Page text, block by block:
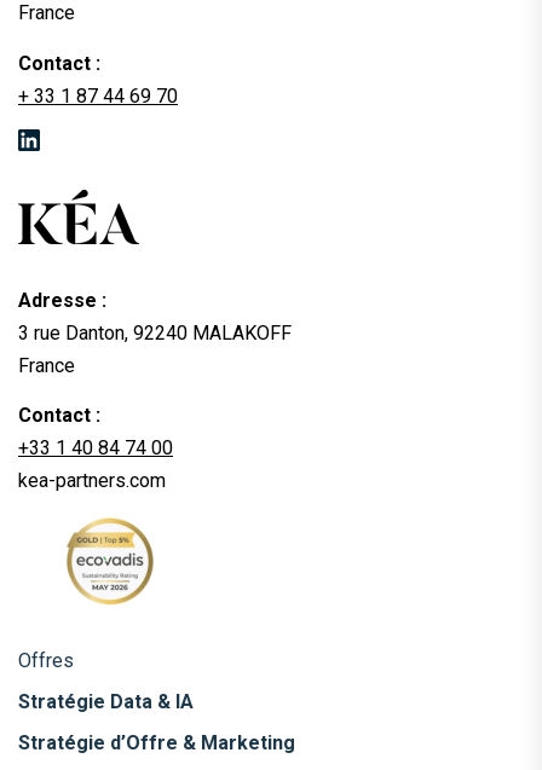
France
Contact :
+ 33 1 87 44 69 70
Adresse :
3 rue Danton, 92240 MALAKOFF
France
Contact :
+33 1 40 84 74 00
kea-partners.com
Offres
Stratégie Data & IA
Stratégie d’Offre & Marketing